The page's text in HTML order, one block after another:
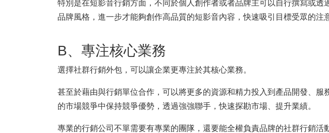
特別是在短影音行銷方面，不同於個人創作者或者品牌主可以自行撰寫或
品牌風格，進一步才能夠創作高品質的短影音內容，快速吸引目標受眾的注
B、專注核心業務
選擇社群行銷外包，可以讓企業更專注於其核心業務。
甚至於藉由與行銷單位合作，可以將更多的資源和精力投入到產品開發、
的市場競爭中保持競爭優勢，透過強強聯手，快速探勘市場、提升業績。
專業的行銷公司不單需要有專業的團隊，還要能全權負責品牌的社群行銷